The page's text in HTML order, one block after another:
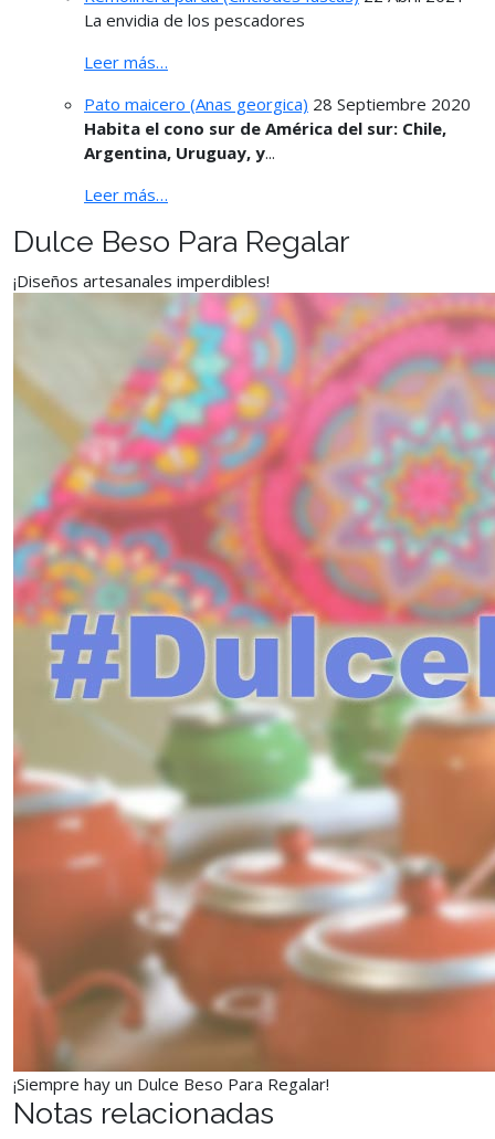
La envidia de los pescadores
Leer más…
Pato maicero (Anas georgica) 28 Septiembre 2020
Habita el cono sur de América del sur: Chile,
Argentina, Uruguay, y...
Leer más…
Dulce Beso Para Regalar
¡Diseños artesanales imperdibles!
¡Siempre hay un Dulce Beso Para Regalar!
Notas relacionadas